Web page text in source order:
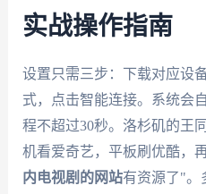
实战操作指南
设置只需三步：下载对应设
式，点击智能连接。系统会
程不超过30秒。洛杉矶的王
机看爱奇艺，平板刷优酷，
内电视剧的网站有资源了"。